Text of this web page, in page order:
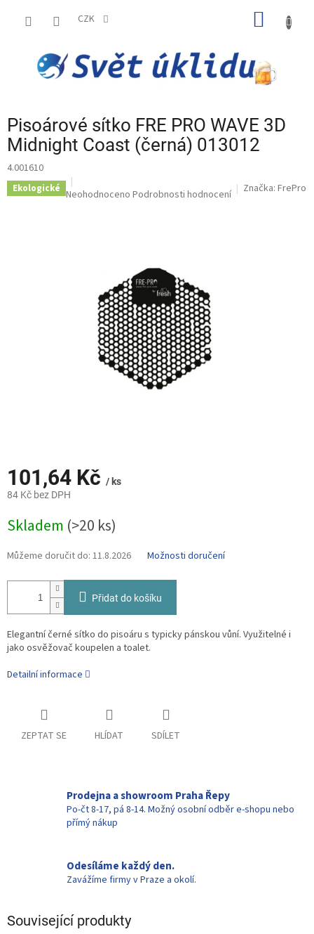
CZK
Pisoárové sítko FRE PRO WAVE 3D
Midnight Coast (černá) 013012
4.001610
Ekologické Průměrné
hvězdiček.
Neohodnoceno Podrobnosti hodnocení Značka: FrePro
101,64 Kč / ks
84 Kč bez DPH
cena:
Skladem (>20 ks)
Můžeme doručit do: 11.8.2026 Možnosti doručení
Přidat do košíku
Elegantní černé sítko do pisoáru s typicky pánskou vůní. Využitelné i
jako osvěžovač koupelen a toalet.
Detailní informace
ZEPTAT SE HLÍDAT SDÍLET
Prodejna a showroom Praha Řepy
Po-čt 8-17, pá 8-14. Možný osobní odběr e-shopu nebo
přímý nákup
Odesíláme každý den.
Zavážíme firmy v Praze a okolí.
Související produkty